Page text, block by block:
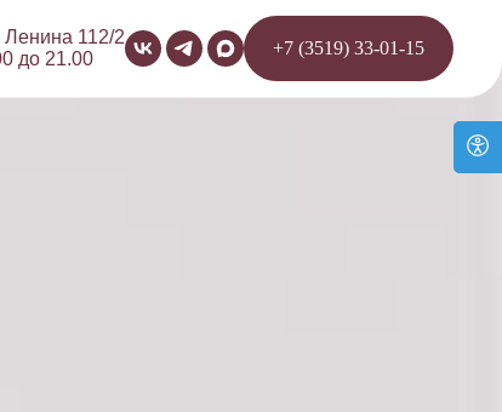
Ленина 112/2
до 21.00
+7 (3519) 33-01-15